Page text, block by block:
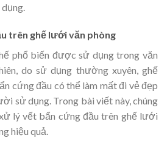
trên ghế lưới văn phòng
phổ biến được sử dụng trong văn
do sử dụng thường xuyên, ghế
cứng đầu có thể làm mất đi vẻ đẹp
sử dụng. Trong bài viết này, chúng
lý vết bẩn cứng đầu trên ghế lưới
hiệu quả.